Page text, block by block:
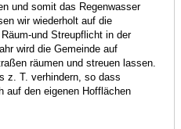
und somit das Regenwasser
wir wiederholt auf die
und Streupflicht in der
wird die Gemeinde auf
räumen und streuen lassen.
z. T. verhindern, so dass
auf den eigenen Hofflächen